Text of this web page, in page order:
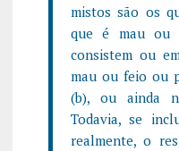
mistos são os
que é mau ou
consistem ou
mau ou feio ou
(b), ou ainda
Todavia, se
realmente, o